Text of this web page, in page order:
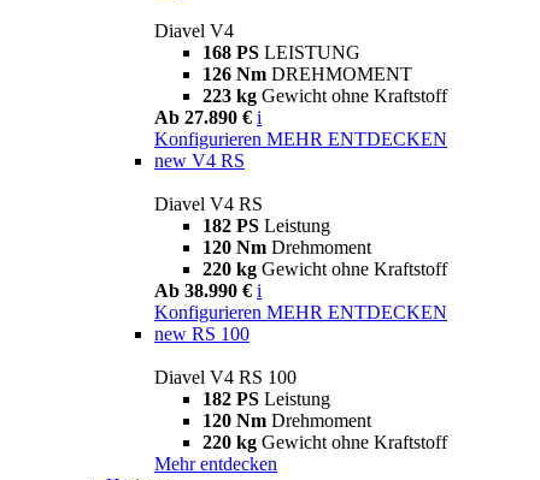
Diavel V4
168 PS LEISTUNG
126 Nm DREHMOMENT
223 kg Gewicht ohne Kraftstoff
Ab 27.890 € i
Konfigurieren MEHR ENTDECKEN
new V4 RS
Diavel V4 RS
182 PS Leistung
120 Nm Drehmoment
220 kg Gewicht ohne Kraftstoff
Ab 38.990 € i
Konfigurieren MEHR ENTDECKEN
new RS 100
Diavel V4 RS 100
182 PS Leistung
120 Nm Drehmoment
220 kg Gewicht ohne Kraftstoff
Mehr entdecken